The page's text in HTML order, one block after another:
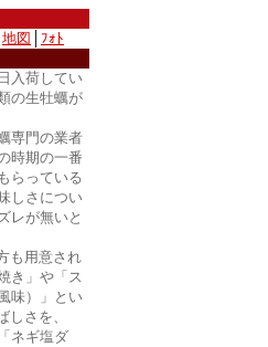
地図
ﾌｫﾄ
入荷してい
の生牡蠣が
専門の業者
時期の一番
らっている
しさについ
レが無いと
も用意され
き」や「ス
味）」とい
しさを、
ネギ塩ダ